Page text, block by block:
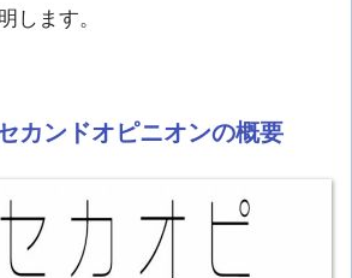
します。
カンドオピニオンの概要